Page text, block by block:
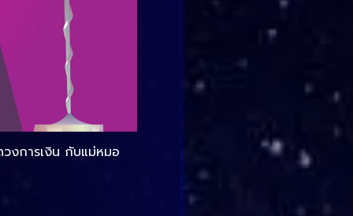
งการเงิน กับแม่หมอ